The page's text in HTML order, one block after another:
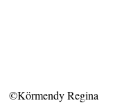
©Körmendy Regina